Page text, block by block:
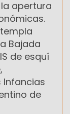
apertura
Bajada
de esquí
Infancias
de